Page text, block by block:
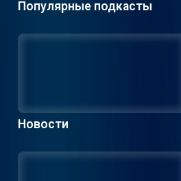
Популярные подкасты
Новости